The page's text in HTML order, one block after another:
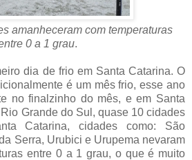
amanheceram com temperaturas
0 a 1 grau.
dia de frio em Santa Catarina. O
é um mês frio, esse ano
no finalzinho do mês, e em Santa
Grande do Sul, quase 10 cidades
Catarina, cidades como: São
Serra, Urubici e Urupema nevaram
entre 0 a 1 grau, o que é muito